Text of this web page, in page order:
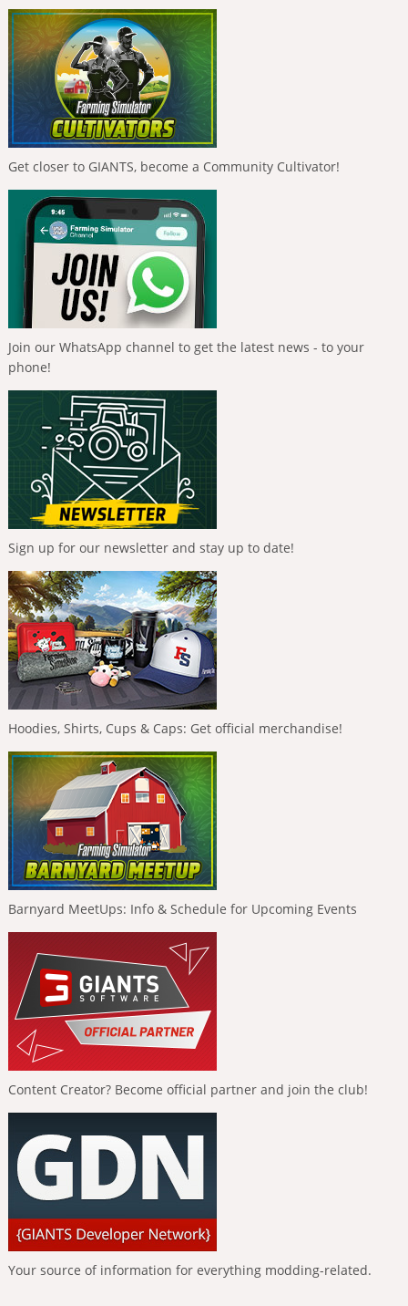
Get closer to GIANTS, become a Community Cultivator!
Join our WhatsApp channel to get the latest news - to your
phone!
Sign up for our newsletter and stay up to date!
Hoodies, Shirts, Cups & Caps: Get official merchandise!
Barnyard MeetUps: Info & Schedule for Upcoming Events
Content Creator? Become official partner and join the club!
Your source of information for everything modding-related.